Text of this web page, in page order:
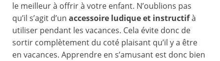
le meilleur à offrir à votre enfant. N’oublions pas
qu’il s’agit d’un accessoire ludique et instructifà
utiliser pendant les vacances. Cela évite donc de
sortir complètement du coté plaisant qu’il y a être
en vacances. Apprendre en s’amusant est donc bien